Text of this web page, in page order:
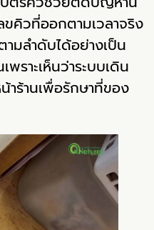
คิวที่ออกตามเวลาจริง
ามลำดับได้อย่างเป็น
ราะเห็นว่าระบบเดิน
าร้านเพื่อรักษาที่ของ